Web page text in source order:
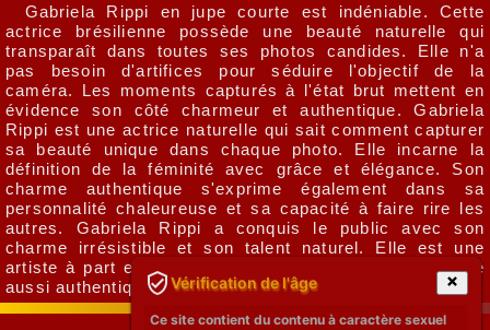
Gabriela Rippi en jupe courte est indéniable. Cette
actrice brésilienne possède une beauté naturelle qui
transparaît dans toutes ses photos candides. Elle n'a
pas besoin d'artifices pour séduire l'objectif de la
caméra. Les moments capturés à l'état brut mettent en
évidence son côté charmeur et authentique. Gabriela
Rippi est une actrice naturelle qui sait comment capturer
sa beauté unique dans chaque photo. Elle incarne la
définition de la féminité avec grâce et élégance. Son
charme authentique s'exprime également dans sa
personnalité chaleureuse et sa capacité à faire rire les
autres. Gabriela Rippi a conquis le public avec son
charme irrésistible et son talent naturel. Elle est une
artiste à part entière qui prouve que la beauté peut être
aussi authentique que la personnalité.
Vérification de l'âge
Ce site contient du contenu à caractère sexuel